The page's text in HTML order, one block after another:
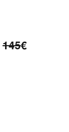
145€